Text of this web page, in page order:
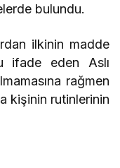
bulundu.
ilkinin madde
ifade eden Aslı
rağmen
kişinin rutinlerinin